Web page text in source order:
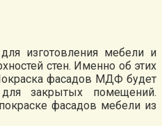
изготовления мебели и
стен. Именно об этих
фасадов МДФ будет
для закрытых помещений.
фасадов мебели из